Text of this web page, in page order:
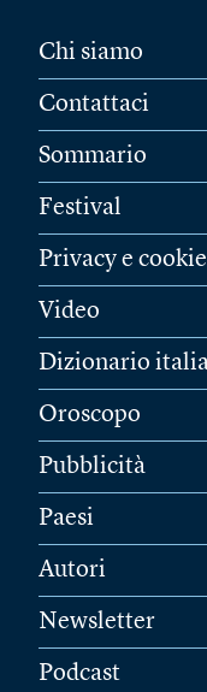
Chi siamo
Contattaci
Sommario
Festival
Privacy e cookie
Video
Dizionario
Oroscopo
Pubblicità
Paesi
Autori
Newsletter
Podcast